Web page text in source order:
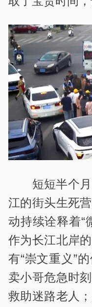
短短半个
江的街头生死
动持续诠释着“
作为长江北岸
有“崇文重义”
卖小哥危急时
救助迷路老人